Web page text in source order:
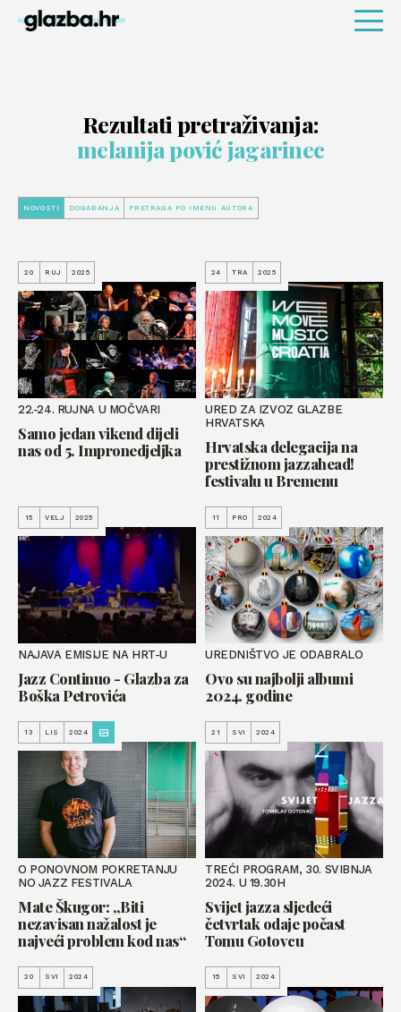
Rezultati pretraživanja:
melanija pović jagarinec
NOVOSTI DOGAĐANJA PRETRAGA PO IMENU AUTORA
20 RUJ 2025
22.-24. RUJNA U MOČVARI
Samo jedan vikend dijeli
nas od 5. Impronedjeljka
24 TRA 2025
URED ZA IZVOZ GLAZBE
HRVATSKA
Hrvatska delegacija na
prestižnom jazzahead!
festivalu u Bremenu
15 VELJ 2025
NAJAVA EMISIJE NA HRT-U
Jazz Continuo - Glazba za
Boška Petrovića
11 PRO 2024
UREDNIŠTVO JE ODABRALO
Ovo su najbolji albumi
2024. godine
13 LIS 2024
O PONOVNOM POKRETANJU
NO JAZZ FESTIVALA
Mate Škugor: „Biti
nezavisan nažalost je
najveći problem kod nas“
21 SVI 2024
TREĆI PROGRAM, 30. SVIBNJA
2024. U 19.30H
Svijet jazza sljedeći
četvrtak odaje počast
Tomu Gotovcu
20 SVI 2024 15 SVI 2024